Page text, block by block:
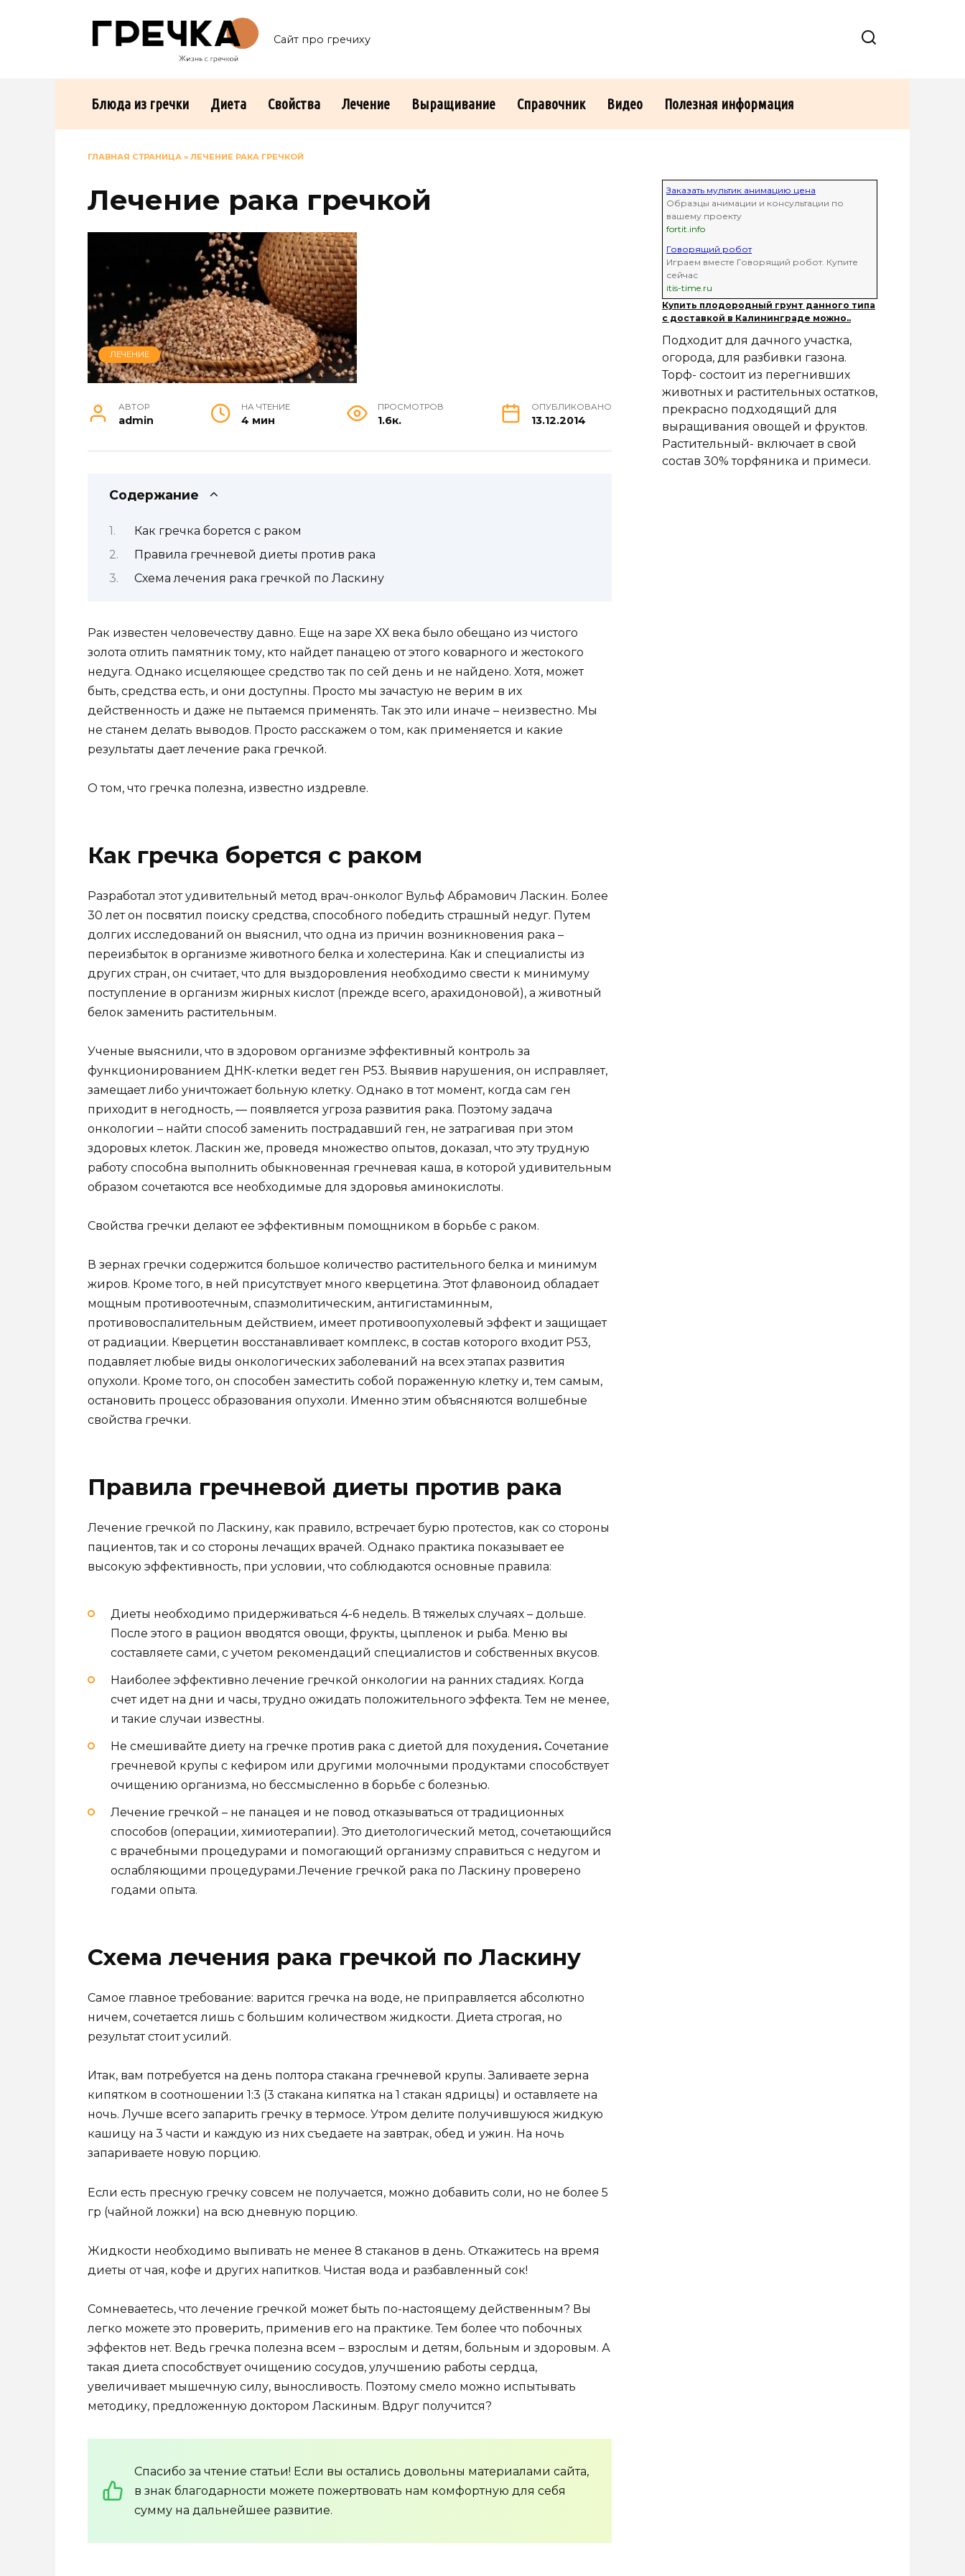
Сайт про гречиху
Блюда из гречки Диета Свойства Лечение Выращивание Справочник Видео Полезная информация
ГЛАВНАЯ СТРАНИЦА » ЛЕЧЕНИЕ РАКА ГРЕЧКОЙ
Лечение рака гречкой
ЛЕЧЕНИЕ
АВТОР
admin
НА ЧТЕНИЕ
4 мин
ПРОСМОТРОВ
1.6к.
ОПУБЛИКОВАНО
13.12.2014
Содержание
Как гречка борется с раком
Правила гречневой диеты против рака
Схема лечения рака гречкой по Ласкину
Рак известен человечеству давно. Еще на заре ХХ века было обещано из чистого
золота отлить памятник тому, кто найдет панацею от этого коварного и жестокого
недуга. Однако исцеляющее средство так по сей день и не найдено. Хотя, может
быть, средства есть, и они доступны. Просто мы зачастую не верим в их
действенность и даже не пытаемся применять. Так это или иначе – неизвестно. Мы
не станем делать выводов. Просто расскажем о том, как применяется и какие
результаты дает лечение рака гречкой.
О том, что гречка полезна, известно издревле.
Как гречка борется с раком
Разработал этот удивительный метод врач-онколог Вульф Абрамович Ласкин. Более
30 лет он посвятил поиску средства, способного победить страшный недуг. Путем
долгих исследований он выяснил, что одна из причин возникновения рака –
переизбыток в организме животного белка и холестерина. Как и специалисты из
других стран, он считает, что для выздоровления необходимо свести к минимуму
поступление в организм жирных кислот (прежде всего, арахидоновой), а животный
белок заменить растительным.
Ученые выяснили, что в здоровом организме эффективный контроль за
функционированием ДНК-клетки ведет ген Р53. Выявив нарушения, он исправляет,
замещает либо уничтожает больную клетку. Однако в тот момент, когда сам ген
приходит в негодность, — появляется угроза развития рака. Поэтому задача
онкологии – найти способ заменить пострадавший ген, не затрагивая при этом
здоровых клеток. Ласкин же, проведя множество опытов, доказал, что эту трудную
работу способна выполнить обыкновенная гречневая каша, в которой удивительным
образом сочетаются все необходимые для здоровья аминокислоты.
Свойства гречки делают ее эффективным помощником в борьбе с раком.
В зернах гречки содержится большое количество растительного белка и минимум
жиров. Кроме того, в ней присутствует много кверцетина. Этот флавоноид обладает
мощным противоотечным, спазмолитическим, антигистаминным,
противовоспалительным действием, имеет противоопухолевый эффект и защищает
от радиации. Кверцетин восстанавливает комплекс, в состав которого входит Р53,
подавляет любые виды онкологических заболеваний на всех этапах развития
опухоли. Кроме того, он способен заместить собой пораженную клетку и, тем самым,
остановить процесс образования опухоли. Именно этим объясняются волшебные
свойства гречки.
Правила гречневой диеты против рака
Лечение гречкой по Ласкину, как правило, встречает бурю протестов, как со стороны
пациентов, так и со стороны лечащих врачей. Однако практика показывает ее
высокую эффективность, при условии, что соблюдаются основные правила:
Диеты необходимо придерживаться 4-6 недель. В тяжелых случаях – дольше.
После этого в рацион вводятся овощи, фрукты, цыпленок и рыба. Меню вы
составляете сами, с учетом рекомендаций специалистов и собственных вкусов.
Наиболее эффективно лечение гречкой онкологии на ранних стадиях. Когда
счет идет на дни и часы, трудно ожидать положительного эффекта. Тем не менее,
и такие случаи известны.
Не смешивайте диету на гречке против рака с диетой для похудения. Сочетание
гречневой крупы с кефиром или другими молочными продуктами способствует
очищению организма, но бессмысленно в борьбе с болезнью.
Лечение гречкой – не панацея и не повод отказываться от традиционных
способов (операции, химиотерапии). Это диетологический метод, сочетающийся
с врачебными процедурами и помогающий организму справиться с недугом и
ослабляющими процедурами.Лечение гречкой рака по Ласкину проверено
годами опыта.
Схема лечения рака гречкой по Ласкину
Самое главное требование: варится гречка на воде, не приправляется абсолютно
ничем, сочетается лишь с большим количеством жидкости. Диета строгая, но
результат стоит усилий.
Итак, вам потребуется на день полтора стакана гречневой крупы. Заливаете зерна
кипятком в соотношении 1:3 (3 стакана кипятка на 1 стакан ядрицы) и оставляете на
ночь. Лучше всего запарить гречку в термосе. Утром делите получившуюся жидкую
кашицу на 3 части и каждую из них съедаете на завтрак, обед и ужин. На ночь
запариваете новую порцию.
Если есть пресную гречку совсем не получается, можно добавить соли, но не более 5
гр (чайной ложки) на всю дневную порцию.
Жидкости необходимо выпивать не менее 8 стаканов в день. Откажитесь на время
диеты от чая, кофе и других напитков. Чистая вода и разбавленный сок!
Сомневаетесь, что лечение гречкой может быть по-настоящему действенным? Вы
легко можете это проверить, применив его на практике. Тем более что побочных
эффектов нет. Ведь гречка полезна всем – взрослым и детям, больным и здоровым. А
такая диета способствует очищению сосудов, улучшению работы сердца,
увеличивает мышечную силу, выносливость. Поэтому смело можно испытывать
методику, предложенную доктором Ласкиным. Вдруг получится?
Спасибо за чтение статьи! Если вы остались довольны материалами сайта,
в знак благодарности можете пожертвовать нам комфортную для себя
сумму на дальнейшее развитие.
Заказать мультик анимацию цена
Образцы анимации и консультации по
вашему проекту
fortit.info
Говорящий робот
Играем вместе Говорящий робот. Купите
сейчас
itis-time.ru
Купить плодородный грунт данного типа
с доставкой в Калининграде можно..
Подходит для дачного участка,
огорода, для разбивки газона.
Торф- состоит из перегнивших
животных и растительных остатков,
прекрасно подходящий для
выращивания овощей и фруктов.
Растительный- включает в свой
состав 30% торфяника и примеси.